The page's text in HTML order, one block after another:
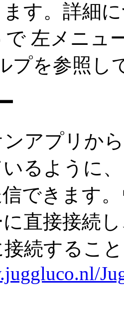
す。詳細
で 左メニ
プを参照し
ンアプリか
るように
できます
直接接続
接続するこ